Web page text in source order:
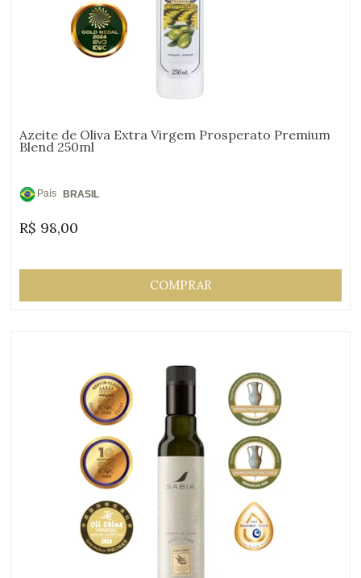
Azeite de Oliva Extra Virgem Prosperato Premium
Blend 250ml
País
Origem:
BRASIL
R$ 98,00
COMPRAR